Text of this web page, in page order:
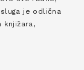
je odlična
knjižara,